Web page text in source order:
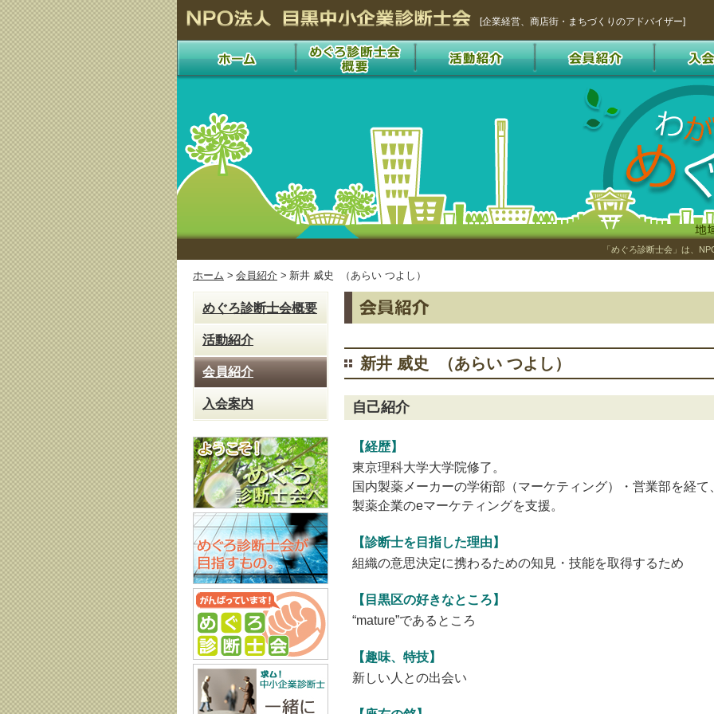
[企業経営、商店街・まちづくりのアドバイザー]
「めぐろ診断士会」は、
ホーム > 会員紹介 > 新井 威史 （あらい つよし）
めぐろ診断士会概要
活動紹介
会員紹介
入会案内
新井 威史 （あらい つよし）
自己紹介
【経歴】
東京理科大学大学院修了。
国内製薬メーカーの学術部（マーケティング）・営業部を経
製薬企業のeマーケティングを支援。
【診断士を目指した理由】
組織の意思決定に携わるための知見・技能を取得するため
【目黒区の好きなところ】
“mature”であるところ
【趣味、特技】
新しい人との出会い